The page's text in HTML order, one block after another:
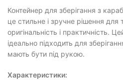
Контейнер для зберігання з
це стильне і зручне рішення для
оригінальність і практичність.
ідеально підходить для
мають бути під рукою.
Характеристики: